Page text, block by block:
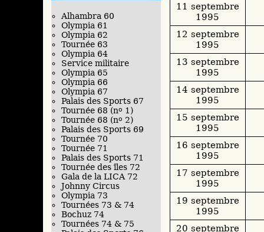
11 septembre
1995
12 septembre
1995
13 septembre
1995
14 septembre
1995
15 septembre
1995
16 septembre
1995
17 septembre
1995
19 septembre
1995
20 septembre
Alhambra 60
Olympia 61
Olympia 62
Tournée 63
Olympia 64
Service militaire
Olympia 65
Olympia 66
Olympia 67
Palais des Sports 67
Tournée 68 (no 1)
Tournée 68 (no 2)
Palais des Sports 69
Tournée 70
Tournée 71
Palais des Sports 71
Tournée des îles 72
Gala de la LICA 72
Johnny Circus
Olympia 73
Tournées 73 & 74
Bochuz 74
Tournées 74 & 75